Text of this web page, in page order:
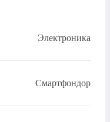
Электроника
Смартфондор